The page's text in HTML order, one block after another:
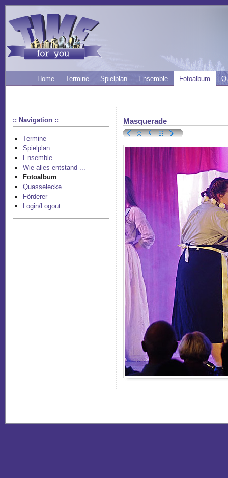
Home Termine Spielplan Ensemble Fotoalbum
:: Navigation ::
Termine
Spielplan
Ensemble
Wie alles entstand ...
Fotoalbum
Quasselecke
Förderer
Login/Logout
Masquerade